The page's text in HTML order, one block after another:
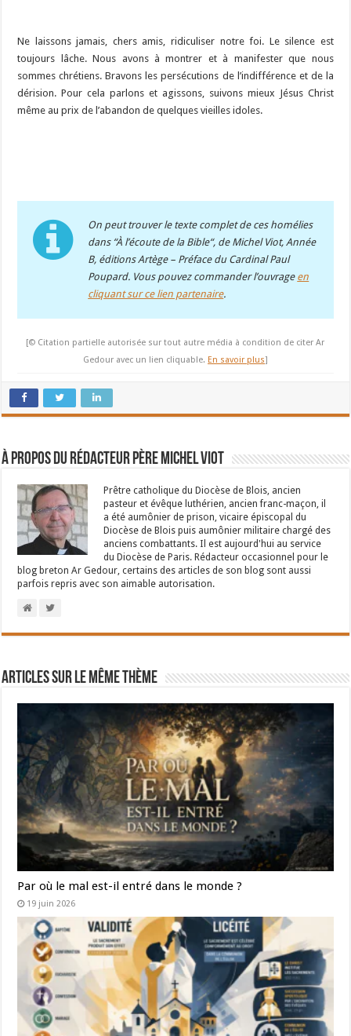
Ne laissons jamais, chers amis, ridiculiser notre foi. Le silence est
toujours lâche. Nous avons à montrer et à manifester que nous
sommes chrétiens. Bravons les persécutions de l’indifférence et de la
dérision. Pour cela parlons et agissons, suivons mieux Jésus Christ
même au prix de l’abandon de quelques vieilles idoles.
On peut trouver le texte complet de ces homélies
dans “À l’écoute de la Bible“, de Michel Viot, Année
B, éditions Artège – Préface du Cardinal Paul
Poupard. Vous pouvez commander l’ouvrage en
cliquant sur ce lien partenaire.
[© Citation partielle autorisée sur tout autre média à condition de citer Ar
Gedour avec un lien cliquable. En savoir plus]
À propos du rédacteur Père Michel Viot
Prêtre catholique du Diocèse de Blois, ancien
pasteur et évêque luthérien, ancien franc-maçon, il
a été aumônier de prison, vicaire épiscopal du
Diocèse de Blois puis aumônier militaire chargé des
anciens combattants. Il est aujourd'hui au service
du Diocèse de Paris. Rédacteur occasionnel pour le
blog breton Ar Gedour, certains des articles de son blog sont aussi
parfois repris avec son aimable autorisation.
Articles sur le même thème
Par où le mal est-il entré dans le monde ?
19 juin 2026